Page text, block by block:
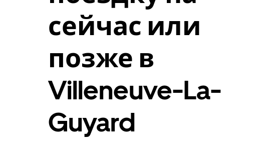
сейчас или
позже в
Villeneuve-La-
Guyard